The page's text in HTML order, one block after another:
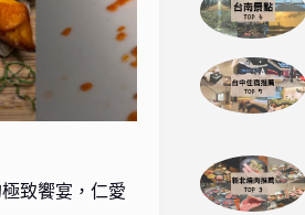
致饗宴，仁愛